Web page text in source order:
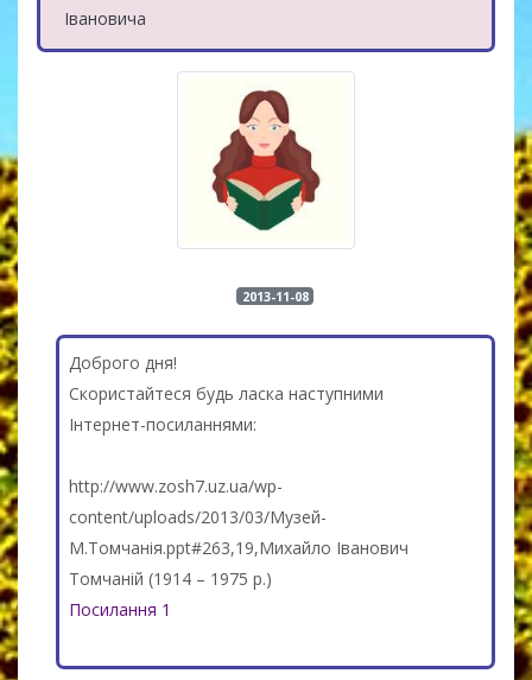
Івановича
2013-11-08
Доброго дня!
Скористайтеся будь ласка наступними
Інтернет-посиланнями:
http://www.zosh7.uz.ua/wp-
content/uploads/2013/03/Музей-
М.Томчанія.ppt#263,19,Михайло Іванович
Томчаній (1914 – 1975 р.)
Посилання 1